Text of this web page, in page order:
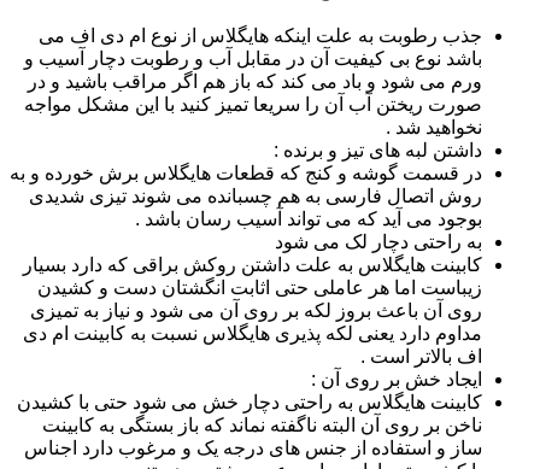
جذب رطوبت به علت اینکه هایگلاس از نوع ام دی اف می
باشد نوع بی کیفیت آن در مقابل آب و رطوبت دچار آسیب و
ورم می شود و باد می کند که باز هم اگر مراقب باشید و در
صورت ریختن آب آن را سریعا تمیز کنید با این مشکل مواجه
نخواهید شد .
داشتن لبه های تیز و برنده :
در قسمت گوشه و کنج که قطعات هایگلاس برش خورده و به
روش اتصال فارسی به هم چسبانده می شوند تیزی شدیدی
بوجود می آید که می تواند آسیب رسان باشد .
به راحتی دچار لک می شود
کابینت هایگلاس به علت داشتن روکش براقی که دارد بسیار
زیباست اما هر عاملی حتی اثابت انگشتان دست و کشیدن
روی آن باعث بروز لکه بر روی آن می شود و نیاز به تمیزی
مداوم دارد یعنی لکه پذیری هایگلاس نسبت به کابینت ام دی
اف بالاتر است .
ایجاد خش بر روی آن :
کابینت هایگلاس به راحتی دچار خش می شود حتی با کشیدن
ناخن بر روی آن البته ناگفته نماند که باز بستگی به کابینت
ساز و استفاده از جنس های درجه یک و مرغوب دارد اجناس